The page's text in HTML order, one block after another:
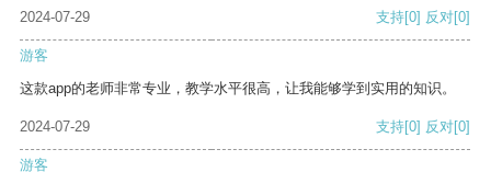
2024-07-29 支持[0] 反对[0]
游客
这款app的老师非常专业，教学水平很高，让我能够学到实用的知识。
2024-07-29 支持[0] 反对[0]
游客